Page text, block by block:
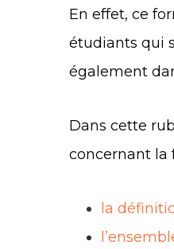
En effet, ce
étudiants qui
également
Dans cette
concernant la
la